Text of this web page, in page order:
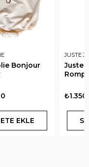
Bonjour
EKLE
JUSTE
Juste